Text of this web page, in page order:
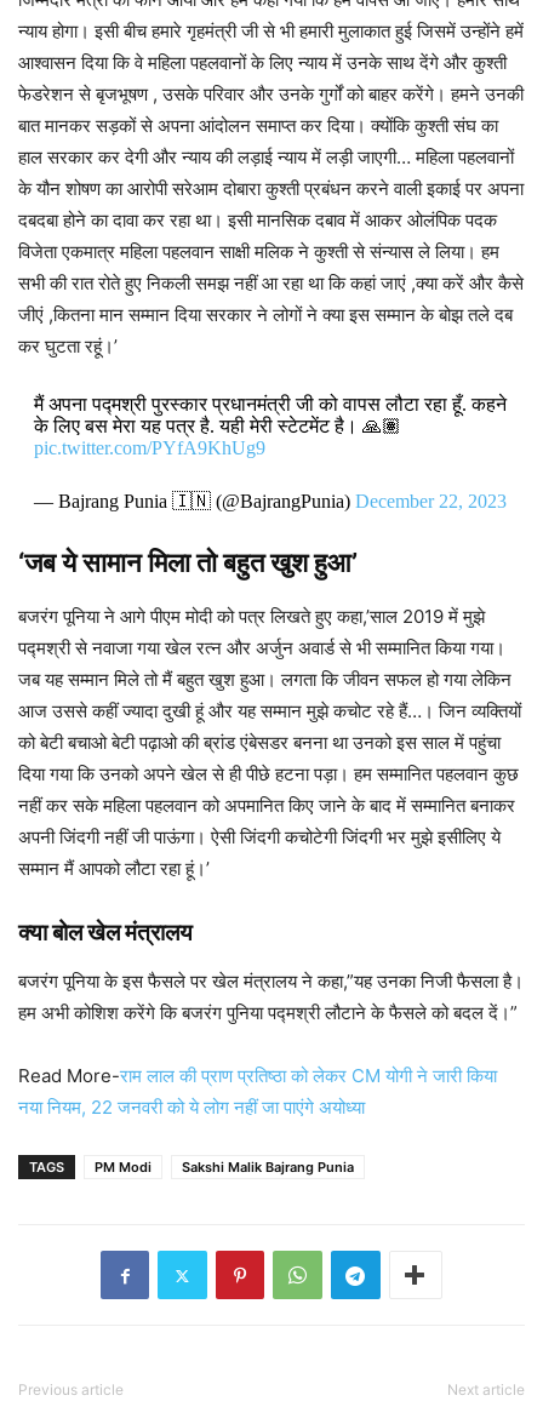
न्याय होगा। इसी बीच हमारे गृहमंत्री जी से भी हमारी मुलाकात हुई जिसमें उन्होंने हमें
आश्वासन दिया कि वे महिला पहलवानों के लिए न्याय में उनके साथ देंगे और कुश्ती
फेडरेशन से बृजभूषण , उसके परिवार और उनके गुर्गों को बाहर करेंगे। हमने उनकी
बात मानकर सड़कों से अपना आंदोलन समाप्त कर दिया। क्योंकि कुश्ती संघ का
हाल सरकार कर देगी और न्याय की लड़ाई न्याय में लड़ी जाएगी… महिला पहलवानों
के यौन शोषण का आरोपी सरेआम दोबारा कुश्ती प्रबंधन करने वाली इकाई पर अपना
दबदबा होने का दावा कर रहा था। इसी मानसिक दबाव में आकर ओलंपिक पदक
विजेता एकमात्र महिला पहलवान साक्षी मलिक ने कुश्ती से संन्यास ले लिया। हम
सभी की रात रोते हुए निकली समझ नहीं आ रहा था कि कहां जाएं ,क्या करें और कैसे
जीएं ,कितना मान सम्मान दिया सरकार ने लोगों ने क्या इस सम्मान के बोझ तले दब
कर घुटता रहूं।’
मैं अपना पद्मश्री पुरस्कार प्रधानमंत्री जी को वापस लौटा रहा हूँ. कहने
के लिए बस मेरा यह पत्र है. यही मेरी स्टेटमेंट है। 🙏🏽
pic.twitter.com/PYfA9KhUg9
— Bajrang Punia 🇮🇳 (@BajrangPunia) December 22, 2023
‘जब ये सामान मिला तो बहुत खुश हुआ’
बजरंग पूनिया ने आगे पीएम मोदी को पत्र लिखते हुए कहा,’साल 2019 में मुझे
पद्मश्री से नवाजा गया खेल रत्न और अर्जुन अवार्ड से भी सम्मानित किया गया।
जब यह सम्मान मिले तो मैं बहुत खुश हुआ। लगता कि जीवन सफल हो गया लेकिन
आज उससे कहीं ज्यादा दुखी हूं और यह सम्मान मुझे कचोट रहे हैं…। जिन व्यक्तियों
को बेटी बचाओ बेटी पढ़ाओ की ब्रांड एंबेसडर बनना था उनको इस साल में पहुंचा
दिया गया कि उनको अपने खेल से ही पीछे हटना पड़ा। हम सम्मानित पहलवान कुछ
नहीं कर सके महिला पहलवान को अपमानित किए जाने के बाद में सम्मानित बनाकर
अपनी जिंदगी नहीं जी पाऊंगा। ऐसी जिंदगी कचोटेगी जिंदगी भर मुझे इसीलिए ये
सम्मान मैं आपको लौटा रहा हूं।’
क्या बोल खेल मंत्रालय
बजरंग पूनिया के इस फैसले पर खेल मंत्रालय ने कहा,”यह उनका निजी फैसला है।
हम अभी कोशिश करेंगे कि बजरंग पुनिया पद्मश्री लौटाने के फैसले को बदल दें।”
Read More-राम लाल की प्राण प्रतिष्ठा को लेकर CM योगी ने जारी किया
नया नियम, 22 जनवरी को ये लोग नहीं जा पाएंगे अयोध्या
TAGS PM Modi Sakshi Malik Bajrang Punia
Previous article Next article